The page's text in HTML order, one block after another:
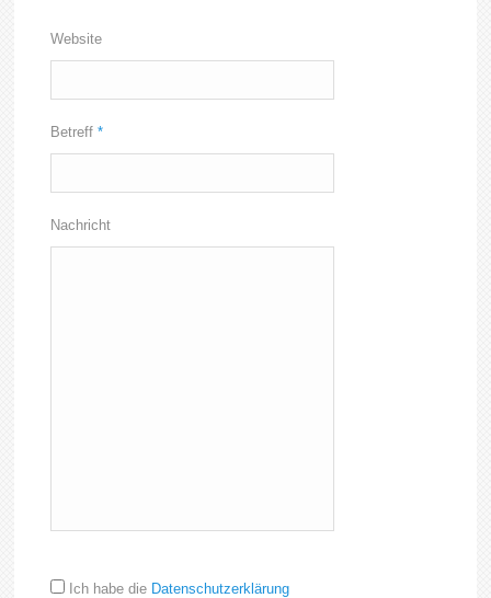
Website
Betreff *
Nachricht
Ich habe die Datenschutzerklärung